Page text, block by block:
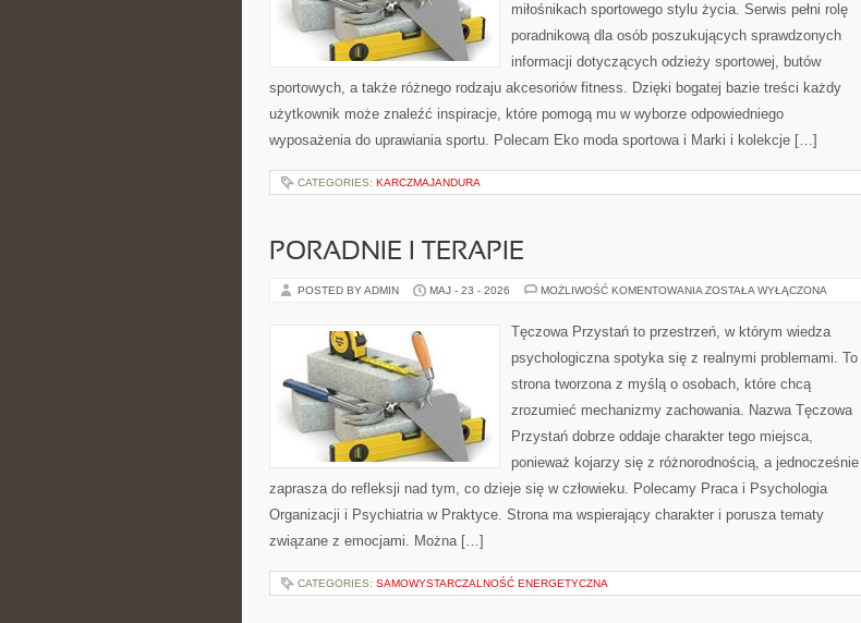
miłośnikach sportowego stylu życia. Serwis pełni rolę
poradnikową dla osób poszukujących sprawdzonych
informacji dotyczących odzieży sportowej, butów
sportowych, a także różnego rodzaju akcesoriów fitness. Dzięki bogatej bazie treści każdy
użytkownik może znaleźć inspiracje, które pomogą mu w wyborze odpowiedniego
wyposażenia do uprawiania sportu. Polecam Eko moda sportowa i Marki i kolekcje […]
CATEGORIES: KARCZMAJANDURA
PORADNIE I TERAPIE
POSTED BY ADMIN MAJ - 23 - 2026 MOŻLIWOŚĆ KOMENTOWANIA PORADNIE
ZOSTAŁA WYŁĄCZONA
Tęczowa Przystań to przestrzeń, w którym wiedza
psychologiczna spotyka się z realnymi problemami. To
strona tworzona z myślą o osobach, które chcą
zrozumieć mechanizmy zachowania. Nazwa Tęczowa
Przystań dobrze oddaje charakter tego miejsca,
ponieważ kojarzy się z różnorodnością, a jednocześnie
zaprasza do refleksji nad tym, co dzieje się w człowieku. Polecamy Praca i Psychologia
Organizacji i Psychiatria w Praktyce. Strona ma wspierający charakter i porusza tematy
związane z emocjami. Można […]
CATEGORIES: SAMOWYSTARCZALNOŚĆ ENERGETYCZNA